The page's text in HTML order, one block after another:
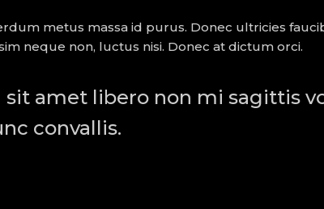
metus massa id purus. Donec ultricies
neque non, luctus nisi. Donec at dictum orci.
amet libero non mi sagittis
convallis.